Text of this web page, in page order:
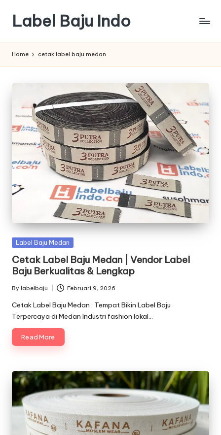
content
Label Baju Indo
Home cetak label baju medan
Posted
Label Baju Medan
Cetak Label Baju Medan | Vendor Label
Baju Berkualitas & Lengkap
Posted
by
By labelbaju Februari 9, 2026
Cetak Label Baju Medan : Tempat Bikin Label Baju
Terpercaya di Medan Industri fashion lokal…
Read More